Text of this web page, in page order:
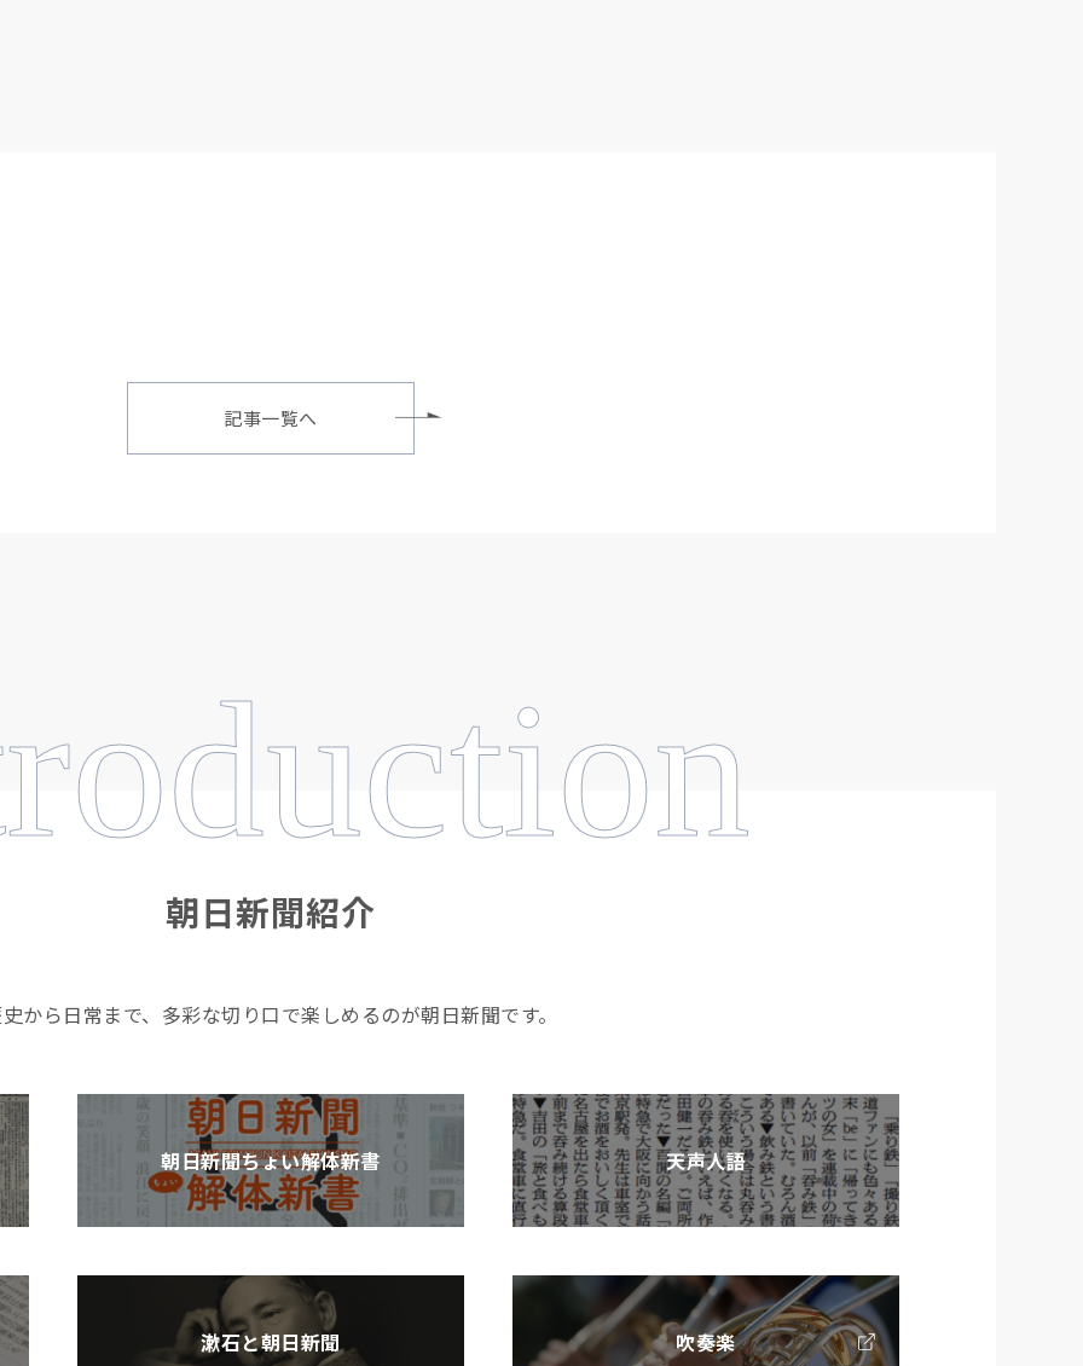
記事一覧へ
朝日新聞紹介
から日常まで、多彩な切り口で楽しめるのが朝日新聞です。
朝日新聞ちょい解体新書 天声人語
漱石と朝日新聞 吹奏楽